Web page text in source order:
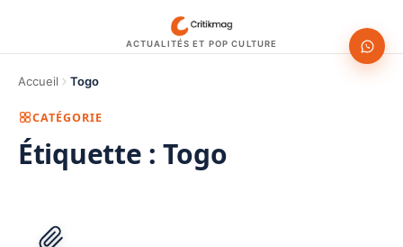
ACTUALITÉS ET POP CULTURE
Accueil Togo
CATÉGORIE
Étiquette :Togo
PUBLICITÉ